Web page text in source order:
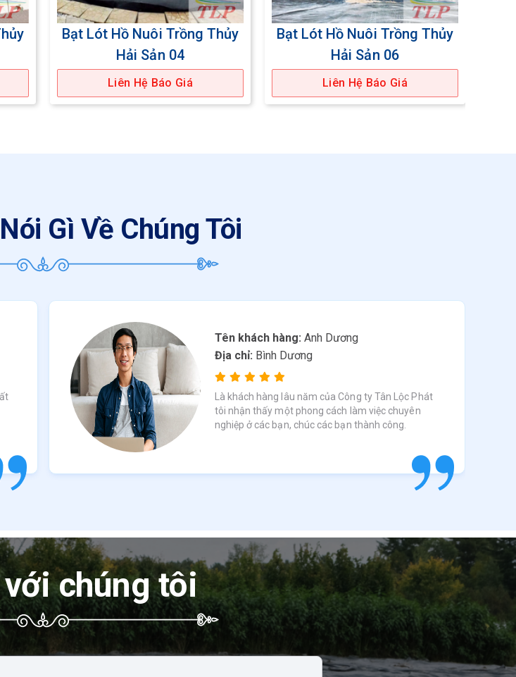
Bạt Lót Hồ Nuôi Trồng Thủy
Hải Sản 06
Liên Hệ Báo Giá
Bạt Lót Hồ Nuôi Trồng Thủy
Hải Sản 07
Liên Hệ Báo Giá
Gì Về Chúng Tôi
Tên khách hàng: Anh Dương
Địa chỉ: Bình Dương
Là khách hàng lâu năm của Công ty Tân Lộc Phát
tôi nhận thấy một phong cách làm việc chuyên
nghiệp ở các bạn, chúc các bạn thành công.
chúng tôi